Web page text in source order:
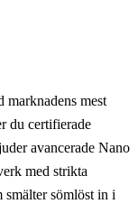
marknadens mest
du certifierade
avancerade Nano
med strikta
sömlöst in i